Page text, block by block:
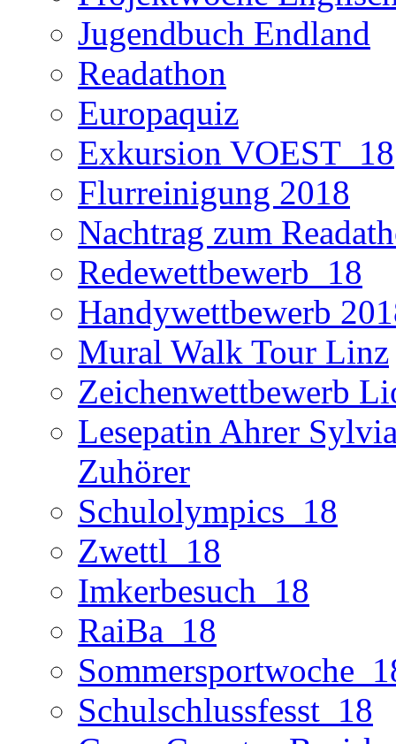
Jugendbuch Endland
Readathon
Europaquiz
Exkursion VOEST_18
Flurreinigung 2018
Nachtrag zum
Redewettbewerb_18
Handywettbewerb
Mural Walk Tour Linz
Zeichenwettbewerb
Lesepatin Ahrer
Zuhörer
Schulolympics_18
Zwettl_18
Imkerbesuch_18
RaiBa_18
Schulschlussfesst_18